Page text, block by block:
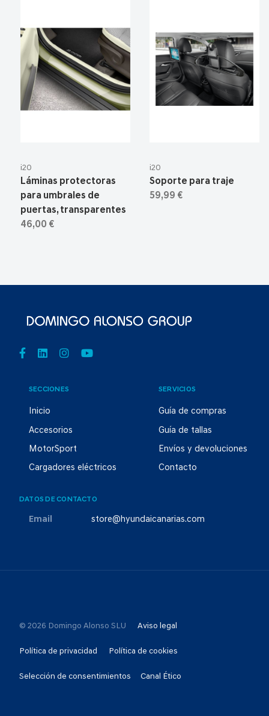
i20
Láminas protectoras
para umbrales de
puertas, transparentes
46,00 €
i20
Soporte para traje
59,99 €
SECCIONES
Inicio
Accesorios
MotorSport
Cargadores eléctricos
SERVICIOS
Guía de compras
Guía de tallas
Envíos y devoluciones
Contacto
DATOS DE CONTACTO
Email store@hyundaicanarias.com
© 2026 Domingo Alonso SLU Aviso legal
Política de privacidad Política de cookies
Selección de consentimientos Canal Ético